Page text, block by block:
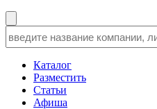
Каталог
Разместить
Статьи
Афиша